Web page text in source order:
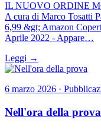
IL NUOVO ORDINE
A cura di Marco Tosatti
6,99 &gt; Amazon
Aprile 2022 - Appare…
Leggi →
6 marzo 2026 ·
Nell'ora della prova